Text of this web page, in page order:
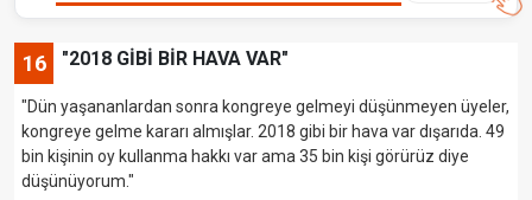
16 "2018 GİBİ BİR HAVA VAR"
"Dün yaşananlardan sonra kongreye gelmeyi düşünmeyen üyeler,
kongreye gelme kararı almışlar. 2018 gibi bir hava var dışarıda. 49
bin kişinin oy kullanma hakkı var ama 35 bin kişi görürüz diye
düşünüyorum."